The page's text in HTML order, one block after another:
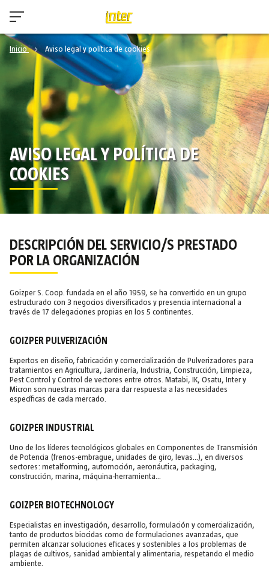
Inicio Aviso legal y política de cookies
AVISO LEGAL Y POLÍTICA DE
COOKIES
DESCRIPCIÓN DEL SERVICIO/S PRESTADO
POR LA ORGANIZACIÓN
Goizper S. Coop. fundada en el año 1959, se ha convertido en un grupo
estructurado con 3 negocios diversificados y presencia internacional a
través de 17 delegaciones propias en los 5 continentes.
GOIZPER PULVERIZACIÓN
Expertos en diseño, fabricación y comercialización de Pulverizadores para
tratamientos en Agricultura, Jardinería, Industria, Construcción, Limpieza,
Pest Control y Control de vectores entre otros. Matabi, IK, Osatu, Inter y
Micron son nuestras marcas para dar respuesta a las necesidades
específicas de cada mercado.
GOIZPER INDUSTRIAL
Uno de los líderes tecnológicos globales en Componentes de Transmisión
de Potencia (frenos-embrague, unidades de giro, levas…), en diversos
sectores: metalforming, automoción, aeronáutica, packaging,
construcción, marina, máquina-herramienta…
GOIZPER BIOTECHNOLOGY
Especialistas en investigación, desarrollo, formulación y comercialización,
tanto de productos biocidas como de formulaciones avanzadas, que
permiten alcanzar soluciones eficaces y sostenibles a los problemas de
plagas de cultivos, sanidad ambiental y alimentaria, respetando el medio
ambiente.